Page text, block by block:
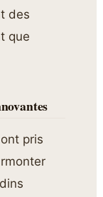
des
que
pris